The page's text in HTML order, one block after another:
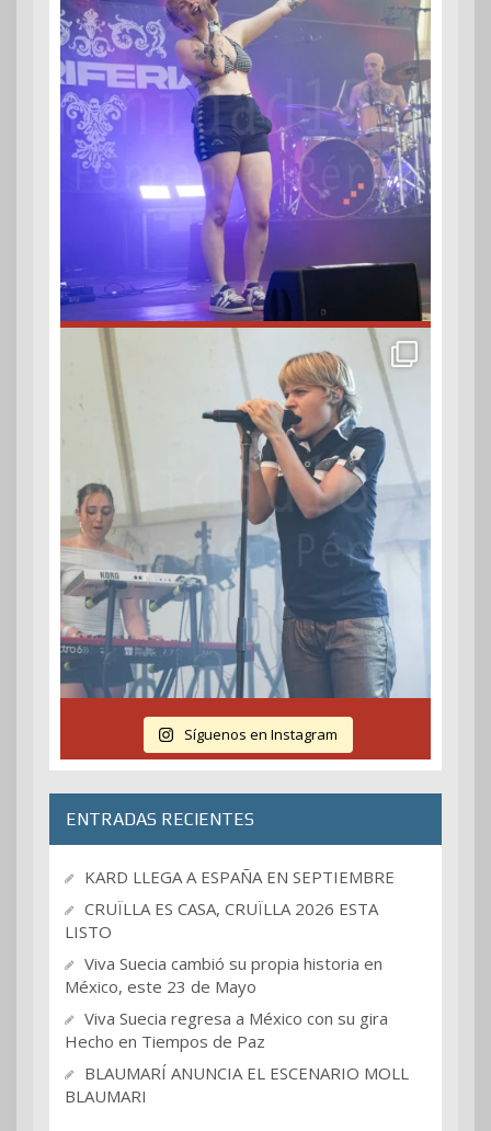
Síguenos en Instagram
ENTRADAS RECIENTES
KARD LLEGA A ESPAÑA EN SEPTIEMBRE
CRUÏLLA ES CASA, CRUÏLLA 2026 ESTA
LISTO
Viva Suecia cambió su propia historia en
México, este 23 de Mayo
Viva Suecia regresa a México con su gira
Hecho en Tiempos de Paz
BLAUMARÍ ANUNCIA EL ESCENARIO MOLL
BLAUMARI